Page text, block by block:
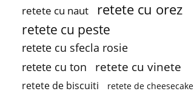
retete cu naut
retete cu orez
retete cu peste
retete cu sfecla rosie
retete cu ton
retete cu vinete
retete de biscuiti retete de cheesecake